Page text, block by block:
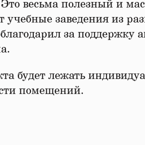
весьма полезный и
заведения из
за поддержку
будет лежать
помещений.